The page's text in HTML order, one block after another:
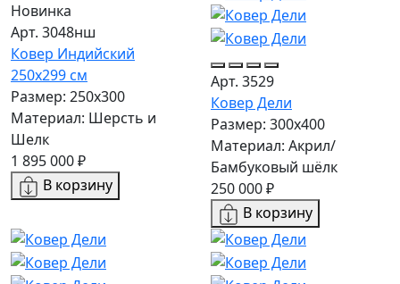
Новинка
Арт. 3048нш
Ковер Индийский
250x299 см
Размер: 250x300
Материал: Шерсть и
Шелк
1 895 000 ₽
В корзину
Арт. 3529
Ковер Дели
Размер: 300х400
Материал: Акрил/
Бамбуковый шёлк
250 000 ₽
В корзину